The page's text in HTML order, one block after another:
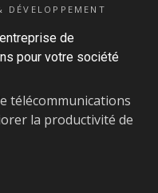
DÉVELOPPEMENT
de
pour votre société
télécommunications
la productivité de